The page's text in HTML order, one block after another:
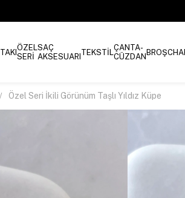
TAKIÖZEL
SERİ
SAÇ
AKSESUARI TEKSTİLÇANTA-
CÜZDANBROŞ
Özel Seri İkili Görünüm Taşlı Yıldız Küpe